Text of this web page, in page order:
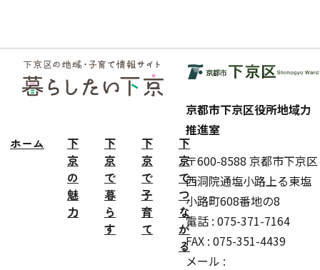
フッ
ター
ホーム
下
京
の
魅
力
下
京
で
暮
ら
す
下
京
で
子
育
て
下
京
で
つ
な
が
る
京都市下京区役所地域力
推進室
〒600-8588 京都市下京区
西洞院通塩小路上る東塩
小路町608番地の8
電話 : 075-371-7164
FAX : 075-351-4439
メール :